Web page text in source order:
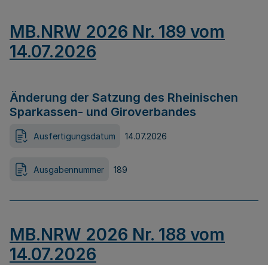
MB.NRW 2026 Nr. 189 vom
14.07.2026
Änderung der Satzung des Rheinischen
Sparkassen- und Giroverbandes
Ausfertigungsdatum 14.07.2026
Ausgabennummer 189
MB.NRW 2026 Nr. 188 vom
14.07.2026